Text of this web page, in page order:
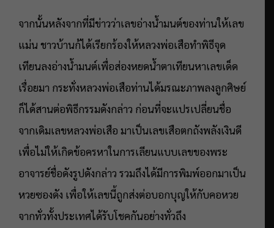
จากนั้นหลังจากที่มีข่าวว่าเลขอ่างน้ำมนต์ของท่านให้เลข
แม่น ชาวบ้านก้ได้เรียกร้องให้หลวงพ่อเสือทำพิธีจุด
เทียนลงอ่างน้ำมนต์เพื่อส่องหยดน้ำตาเทียนหาเลขเด็ด
เรื่อยมา กระทั่งหลวงพ่อเสือท่านได้มรณะภาพลงลูกศิษย์
ก็ได้สานต่อพิธีกรรมดังกล่าว ก่อนที่จะแปรเปลี่ยนชื่อ
จากเดิมเลขหลวงพ่อเสือ มาเป็นเลขเสือตกถังพลังเงินดี
เพื่อไม่ให้เกิดข้อครหาในการเลียนแบบเลขของพระ
อาจารย์ชื่อดังรูปดังกล่าว รวมถึงได้มีการพิมพ์ออกมาเป็น
หวยซองดัง เพื่อให้เลขนี้ถูกส่งต่อบอกบุญให้กับคอหวย
จากทั่วทั้งประเทศได้รับโชคกันอย่างทั่วถึง